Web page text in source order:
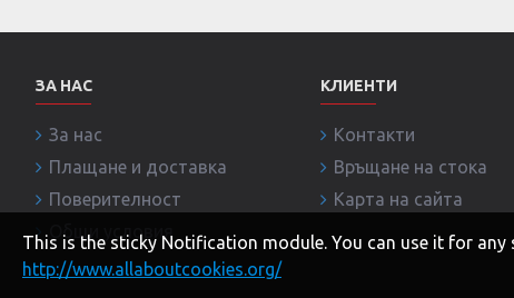
ЗА НАС
За нас
Плащане и доставка
Поверителност
Общи условия
КЛИЕНТИ
Контакти
Връщане на стока
Карта на сайта
This is the sticky Notification module. You can use it for
http://www.allaboutcookies.org/